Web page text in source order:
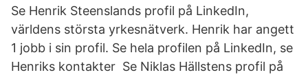
Se Henrik Steenslands profil på LinkedIn,
världens största yrkesnätverk. Henrik har angett
1 jobb i sin profil. Se hela profilen på LinkedIn, se
Henriks kontakter Se Niklas Hällstens profil på